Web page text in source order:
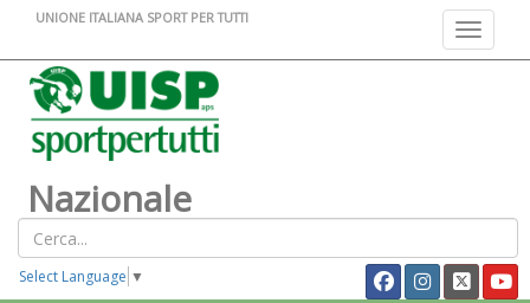
Toggle
UNIONE ITALIANA SPORT PER TUTTI
Nazionale
Select Language ▼